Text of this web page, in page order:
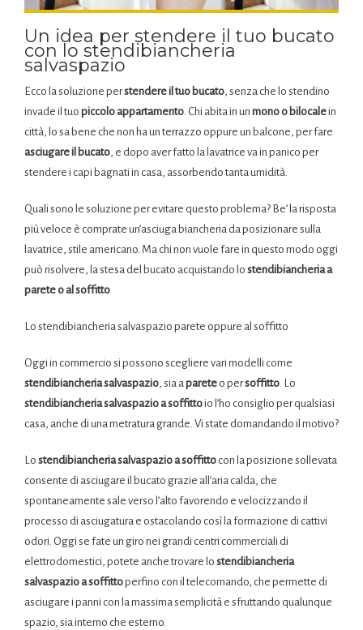
Un idea per stendere il tuo bucato
con lo stendibiancheria
salvaspazio
Ecco la soluzione perstendere il tuo bucato, senza che lo stendino
invade il tuo piccolo appartamento. Chi abita in un mono o bilocalein
città, lo sa bene che non ha un terrazzo oppure un balcone, per fare
asciugare il bucato, e dopo aver fatto la lavatrice va in panico per
stendere i capi bagnati in casa, assorbendo tanta umidità.
Quali sono le soluzione per evitare questo problema? Be’ la risposta
più veloce è comprate un’asciuga biancheria da posizionare sulla
lavatrice, stile americano. Ma chi non vuole fare in questo modo oggi
può risolvere, la stesa del bucato acquistando lo stendibiancheria a
parete o al soffitto
Lo stendibiancheria salvaspazio parete oppure al soffitto
Oggi in commercio si possono scegliere vari modelli come
stendibiancheria salvaspazio, sia aparete o persoffitto. Lo
stendibiancheria salvaspazio a soffittoio l’ho consiglio per qualsiasi
casa, anche di una metratura grande. Vi state domandando il motivo?
Lo stendibiancheria salvaspazio a soffitto con la posizione sollevata
consente di asciugare il bucato grazie all’aria calda, che
spontaneamente sale verso l’alto favorendo e velocizzando il
processo di asciugatura e ostacolando così la formazione di cattivi
odori. Oggi se fate un giro nei grandi centri commerciali di
elettrodomestici, potete anche trovare lo stendibiancheria
salvaspazio a soffittoperfino con il telecomando, che permette di
asciugare i panni con la massima semplicità e sfruttando qualunque
spazio, sia interno che esterno.